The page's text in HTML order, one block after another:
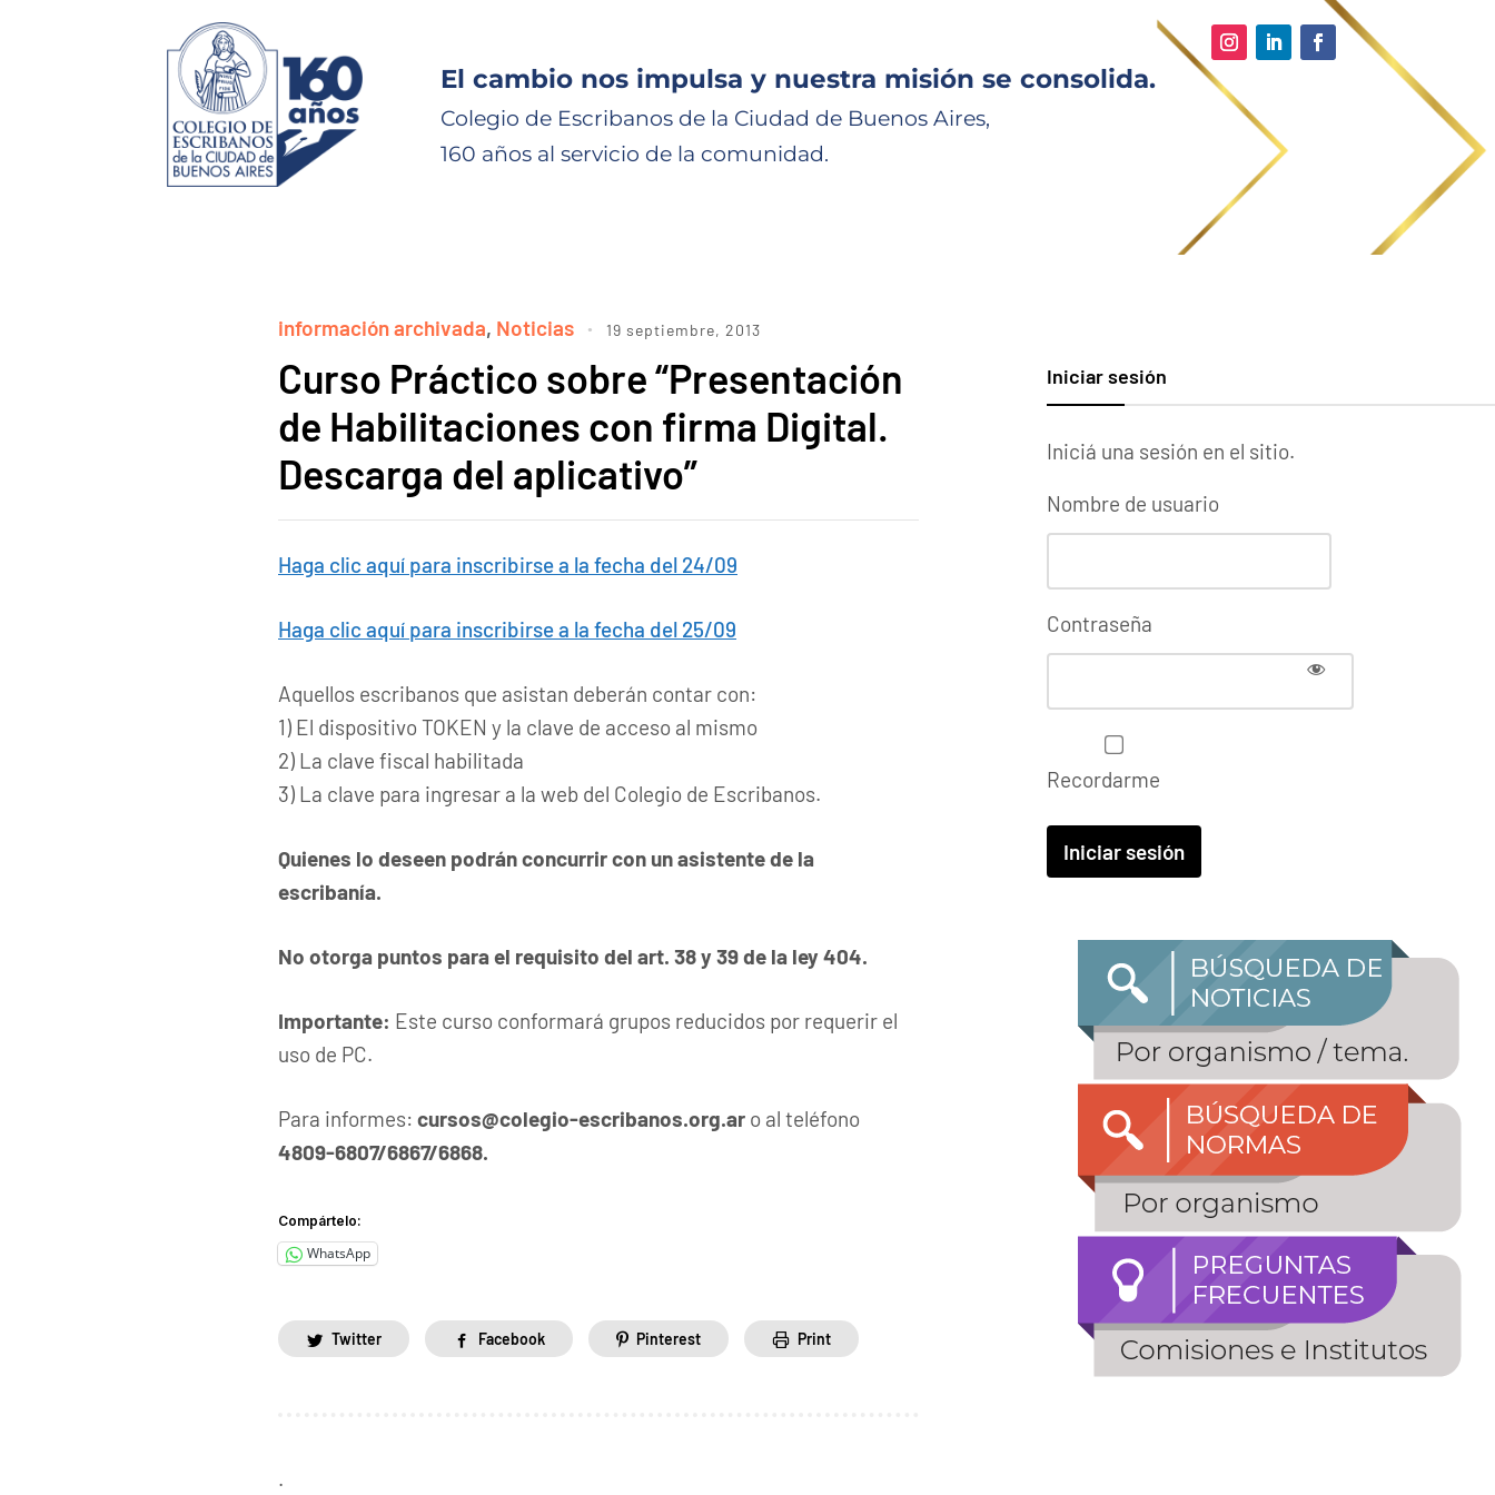
El cambio nos impulsa y nuestra misión se consolida.
Colegio de Escribanos de la Ciudad de Buenos Aires,
160 años al servicio de la comunidad.
información archivada, Noticias 19 septiembre, 2013
Curso Práctico sobre “Presentación
de Habilitaciones con firma Digital.
Descarga del aplicativo”
Haga clic aquí para inscribirse a la fecha del 24/09
Haga clic aquí para inscribirse a la fecha del 25/09
Aquellos escribanos que asistan deberán contar con:
1) El dispositivo TOKEN y la clave de acceso al mismo
2) La clave fiscal habilitada
3) La clave para ingresar a la web del Colegio de Escribanos.
Quienes lo deseen podrán concurrir con un asistente de la
escribanía.
No otorga puntos para el requisito del art. 38 y 39 de la ley 404.
Importante: Este curso conformará grupos reducidos por requerir el
uso de PC.
Para informes: cursos@colegio-escribanos.org.ar o al teléfono
4809-6807/6867/6868.
Compártelo:
WhatsApp
Twitter Facebook Pinterest Print
.
Iniciar sesión
Iniciá una sesión en el sitio.
Nombre de usuario
Contraseña
Recordarme